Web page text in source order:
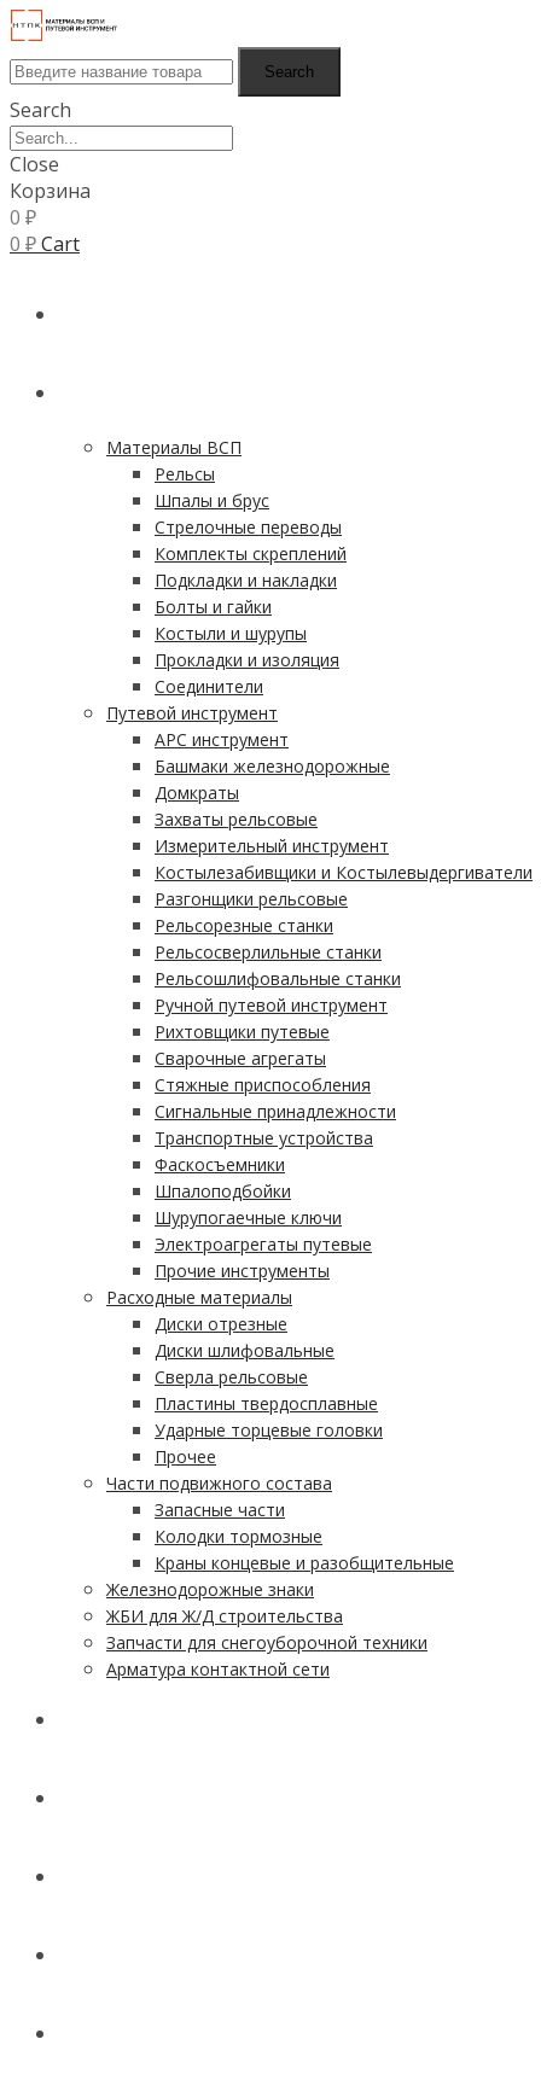
Search
Search
Close
Корзина
0 ₽
0 ₽Cart
Материалы ВСП
Рельсы
Шпалы и брус
Стрелочные переводы
Комплекты скреплений
Подкладки и накладки
Болты и гайки
Костыли и шурупы
Прокладки и изоляция
Соединители
Путевой инструмент
АРС инструмент
Башмаки железнодорожные
Домкраты
Захваты рельсовые
Измерительный инструмент
Костылезабивщики и Костылевыдергиватели
Разгонщики рельсовые
Рельсорезные станки
Рельсосверлильные станки
Рельсошлифовальные станки
Ручной путевой инструмент
Рихтовщики путевые
Сварочные агрегаты
Стяжные приспособления
Сигнальные принадлежности
Транспортные устройства
Фаскосъемники
Шпалоподбойки
Шурупогаечные ключи
Электроагрегаты путевые
Прочие инструменты
Расходные материалы
Диски отрезные
Диски шлифовальные
Сверла рельсовые
Пластины твердосплавные
Ударные торцевые головки
Прочее
Части подвижного состава
Запасные части
Колодки тормозные
Краны концевые и разобщительные
Железнодорожные знаки
ЖБИ для Ж/Д строительства
Запчасти для снегоуборочной техники
Арматура контактной сети